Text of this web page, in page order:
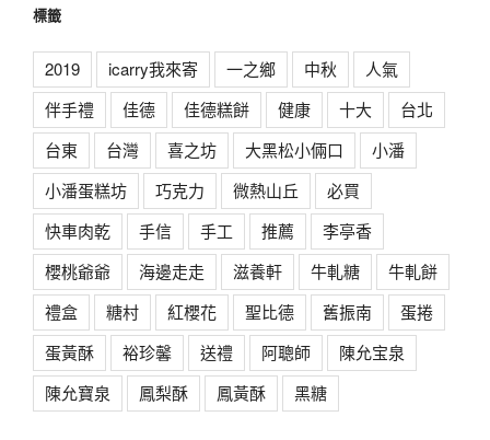
標籤
2019 icarry我來寄 一之鄉 中秋
人氣
伴手禮
佳德 佳德糕餅 健康 十大
台北
台東
台灣 喜之坊 大黑松小倆口
小潘
小潘蛋糕坊
巧克力 微熱山丘
必買
快車肉乾
手信 手工 推薦
李亭香
櫻桃爺爺
海邊走走 滋養軒 牛軋糖
牛軋餅
禮盒
糖村 紅櫻花 聖比德 舊振南
蛋捲
蛋黃酥
裕珍馨 送禮 阿聰師
陳允宝泉
陳允寶泉
鳳梨酥 鳳黃酥 黑糖